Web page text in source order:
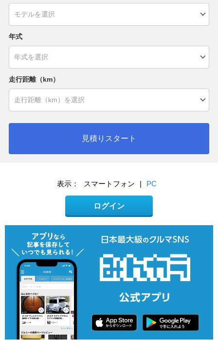
年式
走行距離（km）
見積りスタート
表示： スマートフォン | PC
ログイン